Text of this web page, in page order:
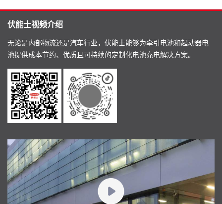
伏能士视频介绍
无论是内部物流还是汽车行业，伏能士能够为牵引电池和起动器电
池提供成本节约、优质且可持续的定制化电池充电解决方案。